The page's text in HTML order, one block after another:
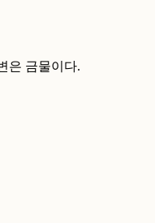
은 금물이다.